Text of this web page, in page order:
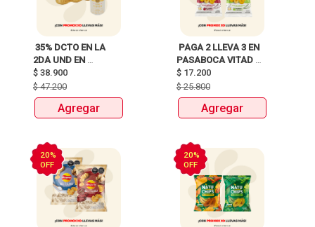
35% DCTO EN LA
2DA UND EN
CERVEZA CLUB
COLOMBIA 330 ML
LATA X 6 UNIDADES
ANTES:$47.200
$ 38.900
$47.200
Agregar
PAGA 2 LLEVA 3 EN
PASABOCA VITAD
$ 17.200
$25.800
Agregar
20%
OFF
20%
OFF